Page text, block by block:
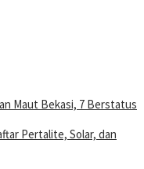
Maut Bekasi, 7 Berstatus
Pertalite, Solar, dan